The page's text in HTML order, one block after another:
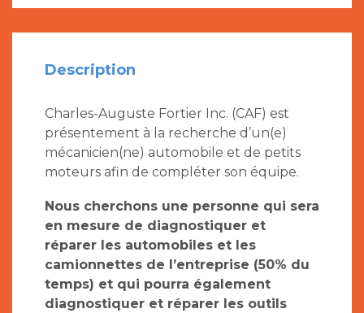
Description
Charles-Auguste Fortier Inc. (CAF) est
présentement à la recherche d’un(e)
mécanicien(ne) automobile et de petits
moteurs afin de compléter son équipe.
Nous cherchons une personne qui sera
en mesure de diagnostiquer et
réparer les automobiles et les
camionnettes de l’entreprise (50% du
temps) et qui pourra également
diagnostiquer et réparer les outils